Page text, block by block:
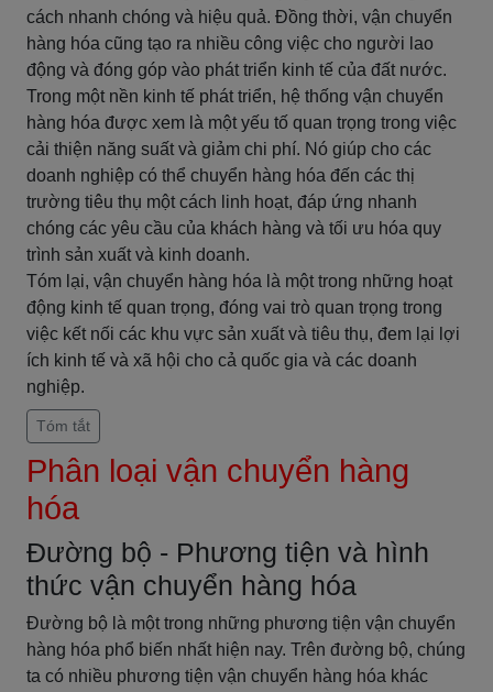
cách nhanh chóng và hiệu quả. Đồng thời, vận chuyển
hàng hóa cũng tạo ra nhiều công việc cho người lao
động và đóng góp vào phát triển kinh tế của đất nước.
Trong một nền kinh tế phát triển, hệ thống vận chuyển
hàng hóa được xem là một yếu tố quan trọng trong việc
cải thiện năng suất và giảm chi phí. Nó giúp cho các
doanh nghiệp có thể chuyển hàng hóa đến các thị
trường tiêu thụ một cách linh hoạt, đáp ứng nhanh
chóng các yêu cầu của khách hàng và tối ưu hóa quy
trình sản xuất và kinh doanh.
Tóm lại, vận chuyển hàng hóa là một trong những hoạt
động kinh tế quan trọng, đóng vai trò quan trọng trong
việc kết nối các khu vực sản xuất và tiêu thụ, đem lại lợi
ích kinh tế và xã hội cho cả quốc gia và các doanh
nghiệp.
Tóm tắt
Phân loại vận chuyển hàng
hóa
Đường bộ - Phương tiện và hình
thức vận chuyển hàng hóa
Đường bộ là một trong những phương tiện vận chuyển
hàng hóa phổ biến nhất hiện nay. Trên đường bộ, chúng
ta có nhiều phương tiện vận chuyển hàng hóa khác